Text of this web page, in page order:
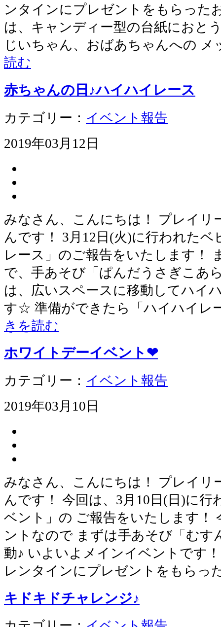
ンタインにプレゼントをもらった
は、キャンディー型の台紙におと
じいちゃん、おばあちゃんへの
読む
赤ちゃんの日♪ハイハイレース
カテゴリー： イベント報告
2019年03月12日
みなさん、こんにちは！ プレイリ
んです！ 3月12日(火)に行われた
レース」のご報告をいたします！
で、手あそび「ぱんだうさぎこあ
は、広いスペースに移動してハイ
す☆ 準備ができたら「ハイハイレ
きを読む
ホワイトデーイベント❤
カテゴリー： イベント報告
2019年03月10日
みなさん、こんにちは！ プレイリ
んです！ 今回は、3月10日(日)に
ベント」の ご報告をいたします！
ントなので まずは手あそび「むす
動♪ いよいよメインイベントです
レンタインにプレゼントをもらっ
キドキドチャレンジ♪